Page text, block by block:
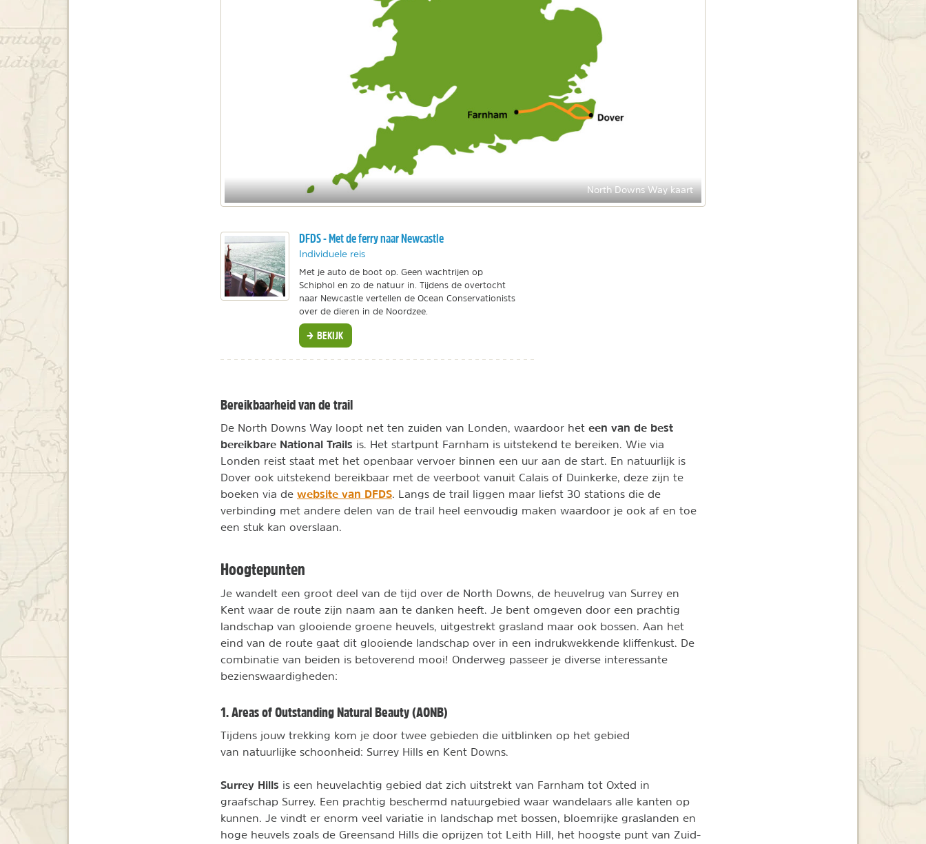
North Downs Way kaart
DFDS - Met de ferry naar Newcastle
Individuele reis
Met je auto de boot op. Geen wachtrijen op
Schiphol en zo de natuur in. Tijdens de overtocht
naar Newcastle vertellen de Ocean Conservationists
over de dieren in de Noordzee.
BEKIJK
Bereikbaarheid van de trail
De North Downs Way loopt net ten zuiden van Londen, waardoor het een van de best
bereikbare National Trails is. Het startpunt Farnham is uitstekend te bereiken. Wie via
Londen reist staat met het openbaar vervoer binnen een uur aan de start. En natuurlijk is
Dover ook uitstekend bereikbaar met de veerboot vanuit Calais of Duinkerke, deze zijn te
boeken via de website van DFDS . Langs de trail liggen maar liefst 30 stations die de
verbinding met andere delen van de trail heel eenvoudig maken waardoor je ook af en toe
een stuk kan overslaan.
Hoogtepunten
Je wandelt een groot deel van de tijd over de North Downs, de heuvelrug van Surrey en
Kent waar de route zijn naam aan te danken heeft. Je bent omgeven door een prachtig
landschap van glooiende groene heuvels, uitgestrekt grasland maar ook bossen. Aan het
eind van de route gaat dit glooiende landschap over in een indrukwekkende kliffenkust. De
combinatie van beiden is betoverend mooi! Onderweg passeer je diverse interessante
bezienswaardigheden:
1. Areas of Outstanding Natural Beauty (AONB)
Tijdens jouw trekking kom je door twee gebieden die uitblinken op het gebied
van natuurlijke schoonheid: Surrey Hills en Kent Downs.
Surrey Hills is een heuvelachtig gebied dat zich uitstrekt van Farnham tot Oxted in
graafschap Surrey. Een prachtig beschermd natuurgebied waar wandelaars alle kanten op
kunnen. Je vindt er enorm veel variatie in landschap met bossen, bloemrijke graslanden en
hoge heuvels zoals de Greensand Hills die oprijzen tot Leith Hill, het hoogste punt van Zuid-